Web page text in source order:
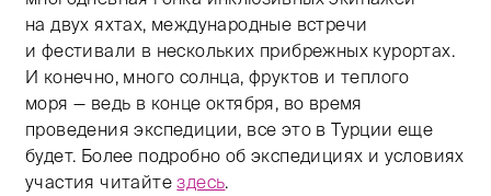
на двух яхтах, международные встречи
и фестивали в нескольких прибрежных курортах.
И конечно, много солнца, фруктов и теплого
моря — ведь в конце октября, во время
проведения экспедиции, все это в Турции еще
будет. Более подробно об экспедициях и условиях
участия читайтездесь.